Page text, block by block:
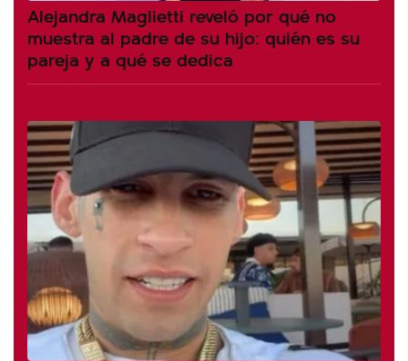
Alejandra Maglietti reveló por qué no
muestra al padre de su hijo: quién es su
pareja y a qué se dedica